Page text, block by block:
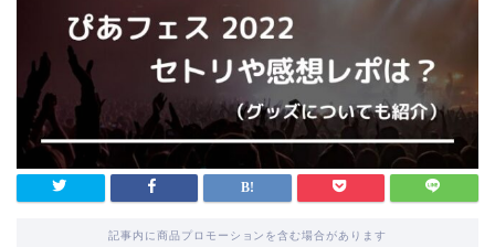
記事内に商品プロモーションを含む場合があります